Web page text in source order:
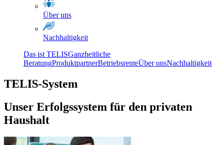
Über uns
Nachhaltigkeit
Das ist TELISGanzheitliche
BeratungProduktpartnerBetriebsrenteÜber unsNachhaltigkeit
TELIS-System
Unser Erfolgssystem für den privaten
Haushalt